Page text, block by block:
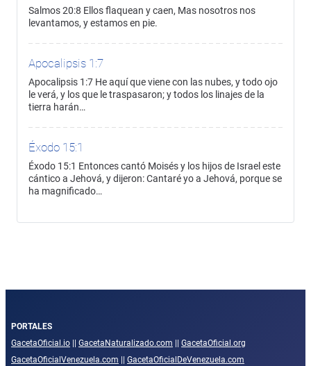
Salmos 20:8 Ellos flaquean y caen, Mas nosotros nos
levantamos, y estamos en pie.
Apocalipsis 1:7
Apocalipsis 1:7 He aquí que viene con las nubes, y todo ojo
le verá, y los que le traspasaron; y todos los linajes de la
tierra harán…
Éxodo 15:1
Éxodo 15:1 Entonces cantó Moisés y los hijos de Israel este
cántico a Jehová, y dijeron: Cantaré yo a Jehová, porque se
ha magnificado…
PORTALES
GacetaOficial.io
GacetaNaturalizado.com
GacetaOficial.org
GacetaOficialVenezuela.com
GacetaOficialDeVenezuela.com